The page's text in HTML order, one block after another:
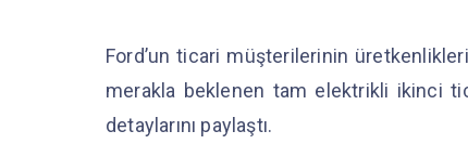
Ford’un ticari müşterilerinin
merakla beklenen tam elektrikli ikinci
detaylarını paylaştı.